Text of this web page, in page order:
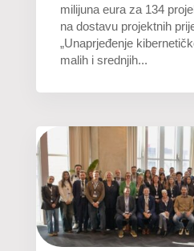
milijuna eura za 134
na dostavu projektnih
„Unaprjeđenje
malih i srednjih...